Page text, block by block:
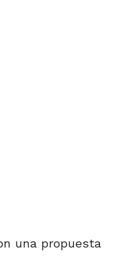
una propuesta